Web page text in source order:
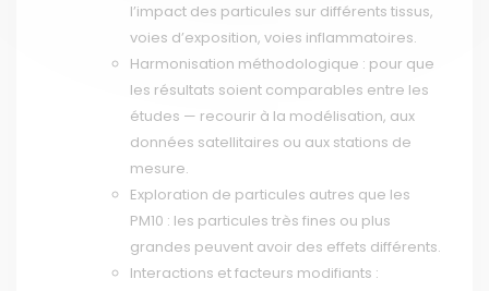
l’impact des particules sur différents tissus,
voies d’exposition, voies inflammatoires.
Harmonisation méthodologique : pour que
les résultats soient comparables entre les
études — recourir à la modélisation, aux
données satellitaires ou aux stations de
mesure.
Exploration de particules autres que les
PM10 : les particules très fines ou plus
grandes peuvent avoir des effets différents.
Interactions et facteurs modifiants :